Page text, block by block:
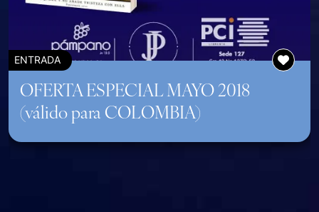
ENTRADA
OFERTA ESPECIAL MAYO 2018
(válido para COLOMBIA)